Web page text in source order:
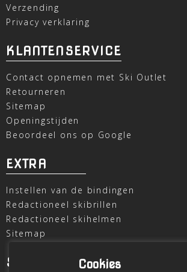
Verzending
Privacy verklaring
KLANTENSERVICE
Contact opnemen met Ski Outlet
Retourneren
Sitemap
Openingstijden
Beoordeel ons op Google
EXTRA
Instellen van de bindingen
Redactioneel skibrillen
Redactioneel skihelmen
Sitemap
SKI OUTLETCookies